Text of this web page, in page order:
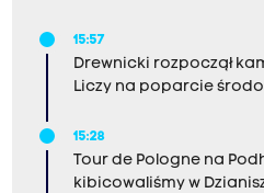
15:57
Drewnicki rozpoczął
Liczy na poparcie
15:28
Tour de Pologne na
kibicowaliśmy w